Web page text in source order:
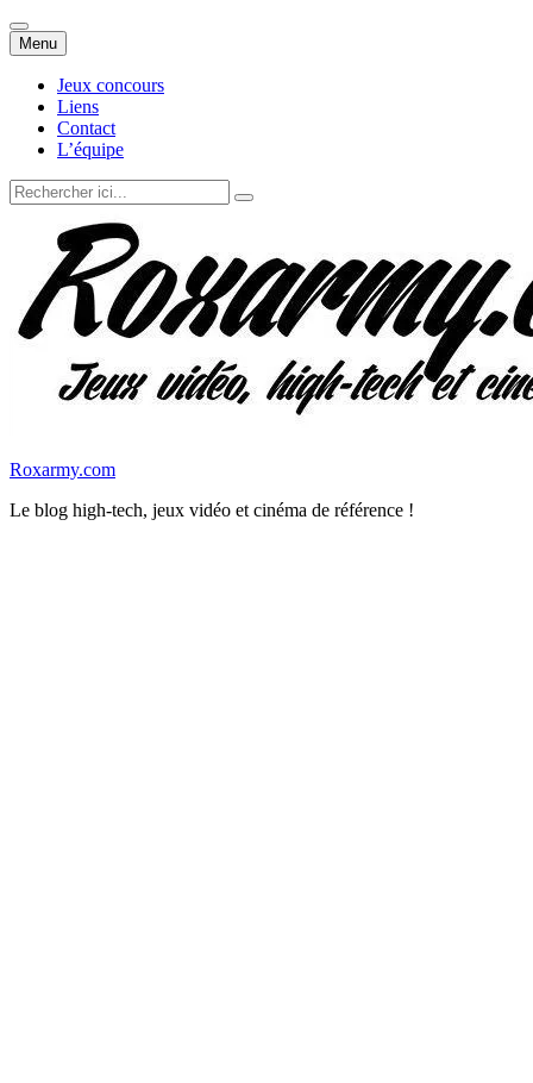
Menu Aller
au
contenu
Jeux concours
Liens
Contact
L’équipe
Recherche
pour
Roxarmy.com
Le blog high-tech, jeux vidéo et cinéma de référence !